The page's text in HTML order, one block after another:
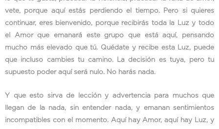
vete, porque aquí estás perdiendo el tiempo. Pero si quieres
continuar, eres bienvenido, porque recibirás toda la Luz y todo
el Amor que emanará este grupo que está aquí, pensando
mucho más elevado que tú. Quédate y recibe esta Luz, puede
que incluso cambies tu camino. La decisión es tuya, pero tu
supuesto poder aquí será nulo. No harás nada.
Y que esto sirva de lección y advertencia para muchos que
llegan de la nada, sin entender nada, y emanan sentimientos
incompatibles con el momento. Aquí hay Amor, aquí hay Luz, y